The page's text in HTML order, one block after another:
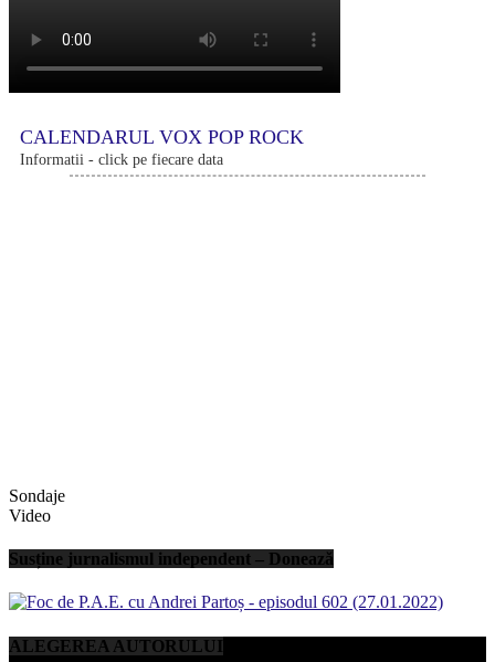
CALENDARUL VOX POP ROCK
Informatii - click pe fiecare data
Sondaje
Video
Susține jurnalismul independent – Donează
ALEGEREA AUTORULUI